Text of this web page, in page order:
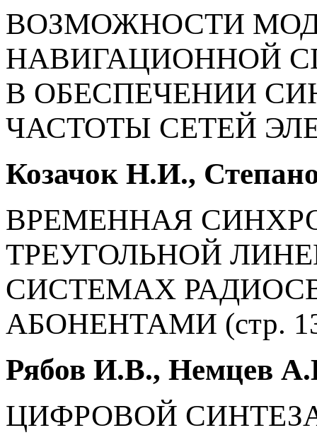
ВОЗМОЖНОСТИ
НАВИГАЦИОННОЙ
В ОБЕСПЕЧЕНИИ
ЧАСТОТЫ СЕТЕЙ
Козачок Н.И.,
ВРЕМЕННАЯ
ТРЕУГОЛЬНОЙ
СИСТЕМАХ
АБОНЕНТАМИ (стр.
Рябов И.В., Немцев
ЦИФРОВОЙ